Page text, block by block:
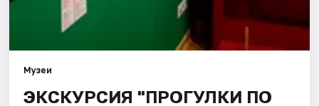
Музеи
ЭКСКУРСИЯ "ПРОГУЛКИ ПО